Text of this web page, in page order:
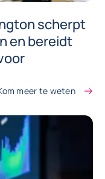
scherpt
en bereidt
meer te weten